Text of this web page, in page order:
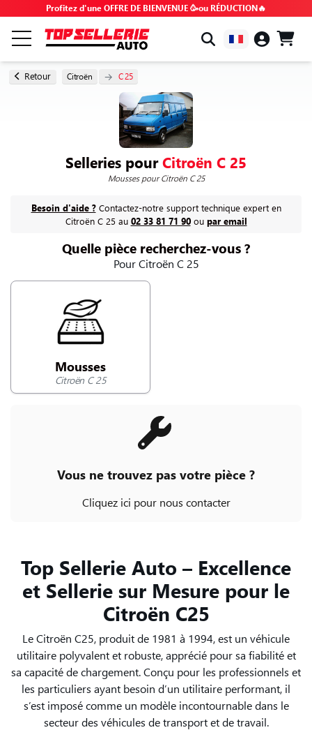
Profitez d'une OFFRE DE BIENVENUE 🥳ou RÉDUCTION🔥
PAR MARQUE & MODÈLE
TOUS LES PRODUITS
NOUS CONTACTER
Retour Citroën C 25
Selleries pourCitroën C 25
Mousses pour Citroën C 25
Besoin d'aide ?Contactez-notre support technique expert en
Citroën C 25 au 02 33 81 71 90ou par email
Quelle pièce recherchez-vous ?
Pour Citroën C 25
Mousses
Citroën C 25
Vous ne trouvez pas votre pièce ?
Cliquez ici pour nous contacter
Top Sellerie Auto – Excellence
et Sellerie sur Mesure pour le
Citroën C25
Le Citroën C25, produit de 1981 à 1994, est un véhicule
utilitaire polyvalent et robuste, apprécié pour sa fiabilité et
sa capacité de chargement. Conçu pour les professionnels et
les particuliers ayant besoin d’un utilitaire performant, il
s’est imposé comme un modèle incontournable dans le
secteur des véhicules de transport et de travail.